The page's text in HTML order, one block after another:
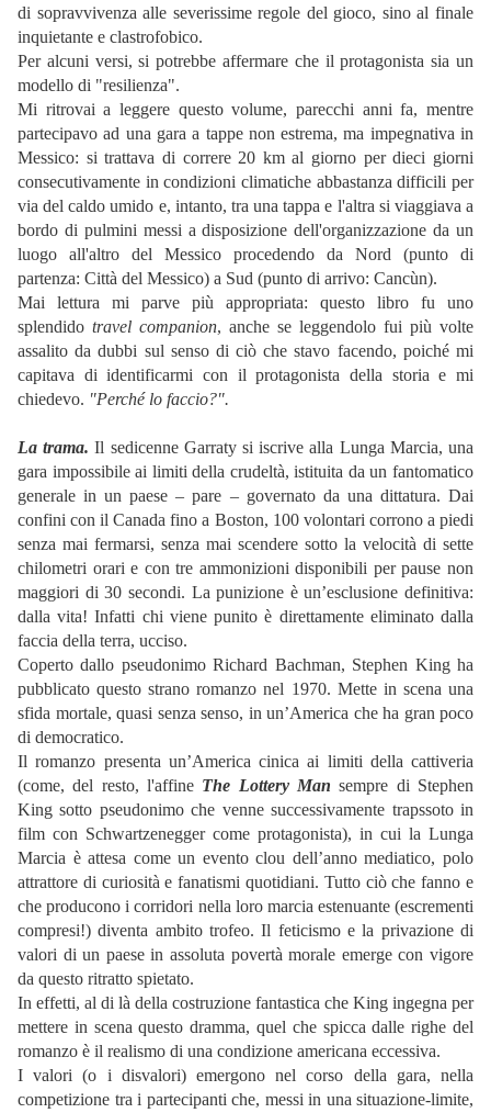
di sopravvivenza alle severissime regole del gioco, sino al finale
inquietante e clastrofobico.
Per alcuni versi, si potrebbe affermare che il protagonista sia un
modello di "resilienza".
Mi ritrovai a leggere questo volume, parecchi anni fa, mentre
partecipavo ad una gara a tappe non estrema, ma impegnativa in
Messico: si trattava di correre 20 km al giorno per dieci giorni
consecutivamente in condizioni climatiche abbastanza difficili per
via del caldo umido e, intanto, tra una tappa e l'altra si viaggiava a
bordo di pulmini messi a disposizione dell'organizzazione da un
luogo all'altro del Messico procedendo da Nord (punto di
partenza: Città del Messico) a Sud (punto di arrivo: Cancùn).
Mai lettura mi parve più appropriata: questo libro fu uno
splendido travel companion, anche se leggendolo fui più volte
assalito da dubbi sul senso di ciò che stavo facendo, poiché mi
capitava di identificarmi con il protagonista della storia e mi
chiedevo. "Perché lo faccio?".
La trama. Il sedicenne Garraty si iscrive alla Lunga Marcia, una
gara impossibile ai limiti della crudeltà, istituita da un fantomatico
generale in un paese – pare – governato da una dittatura. Dai
confini con il Canada fino a Boston, 100 volontari corrono a piedi
senza mai fermarsi, senza mai scendere sotto la velocità di sette
chilometri orari e con tre ammonizioni disponibili per pause non
maggiori di 30 secondi. La punizione è un’esclusione definitiva:
dalla vita! Infatti chi viene punito è direttamente eliminato dalla
faccia della terra, ucciso.
Coperto dallo pseudonimo Richard Bachman, Stephen King ha
pubblicato questo strano romanzo nel 1970. Mette in scena una
sfida mortale, quasi senza senso, in un’America che ha gran poco
di democratico.
Il romanzo presenta un’America cinica ai limiti della cattiveria
(come, del resto, l'affine The Lottery Man sempre di Stephen
King sotto pseudonimo che venne successivamente trapssoto in
film con Schwartzenegger come protagonista), in cui la Lunga
Marcia è attesa come un evento clou dell’anno mediatico, polo
attrattore di curiosità e fanatismi quotidiani. Tutto ciò che fanno e
che producono i corridori nella loro marcia estenuante (escrementi
compresi!) diventa ambito trofeo. Il feticismo e la privazione di
valori di un paese in assoluta povertà morale emerge con vigore
da questo ritratto spietato.
In effetti, al di là della costruzione fantastica che King ingegna per
mettere in scena questo dramma, quel che spicca dalle righe del
romanzo è il realismo di una condizione americana eccessiva.
I valori (o i disvalori) emergono nel corso della gara, nella
competizione tra i partecipanti che, messi in una situazione-limite,